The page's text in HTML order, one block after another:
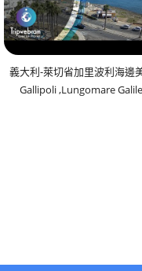
義大利-萊切省加里波利海邊
Gallipoli ,Lungomare